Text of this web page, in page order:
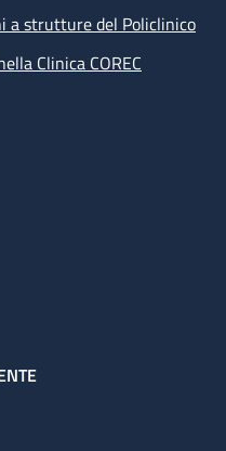
a strutture del Policlinico
Clinica COREC